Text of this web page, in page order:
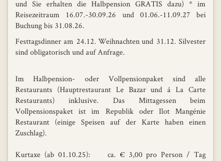
und Sie erhalten die Halbpension GRATIS dazu) * im
Reisezeitraum 16.07.-30.09.26 und 01.06.-11.09.27 bei
Buchung bis 31.08.26.
Festtagsdinner am 24.12. Weihnachten und 31.12. Silvester
sind obligatorisch und auf Anfrage.
Im Halbpension- oder Vollpensionpaket sind alle
Restaurants (Hauptrestaurant Le Bazar und á La Carte
Restaurants) inklusive. Das Mittagessen beim
Vollpensionspaket ist im Republik oder Ilot Mangénie
Restaurant (einige Speisen auf der Karte haben einen
Zuschlag).
Kurtaxe (ab 01.10.25): ca. € 3,00 pro Person / Tag